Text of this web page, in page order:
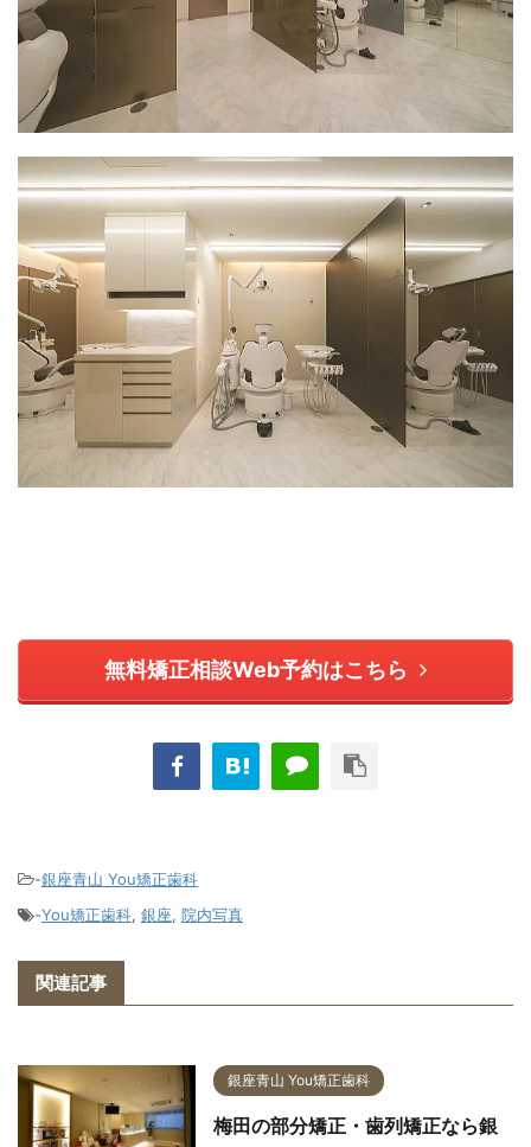
無料矯正相談Web予約はこちら
-銀座青山 You矯正歯科
-You矯正歯科, 銀座, 院内写真
関連記事
銀座青山 You矯正歯科
梅田の部分矯正・歯列矯正なら銀